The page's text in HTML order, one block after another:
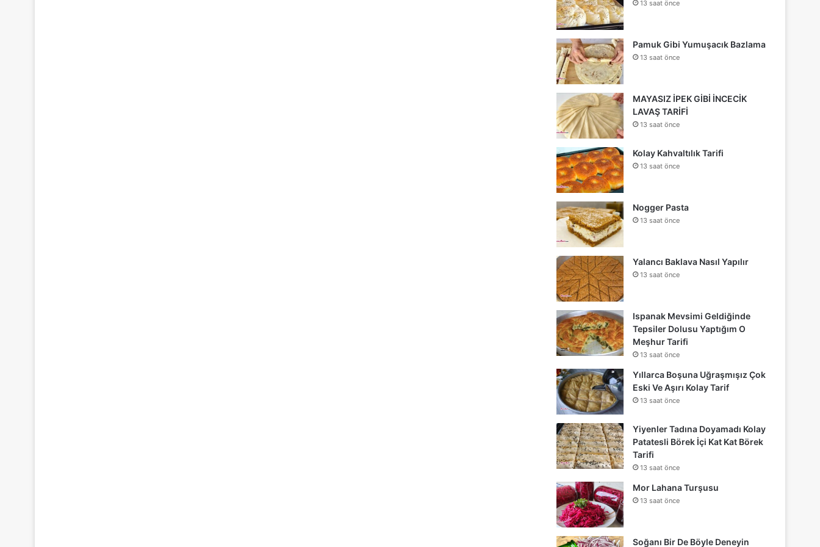
13 saat önce
Pamuk Gibi Yumuşacık Bazlama
13 saat önce
MAYASIZ İPEK GİBİ İNCECİK
LAVAŞ TARİFİ
13 saat önce
Kolay Kahvaltılık Tarifi
13 saat önce
Nogger Pasta
13 saat önce
Yalancı Baklava Nasıl Yapılır
13 saat önce
Ispanak Mevsimi Geldiğinde
Tepsiler Dolusu Yaptığım O
Meşhur Tarifi
13 saat önce
Yıllarca Boşuna Uğraşmışız Çok
Eski Ve Aşırı Kolay Tarif
13 saat önce
Yiyenler Tadına Doyamadı Kolay
Patatesli Börek İçi Kat Kat Börek
Tarifi
13 saat önce
Mor Lahana Turşusu
13 saat önce
Soğanı Bir De Böyle Deneyin